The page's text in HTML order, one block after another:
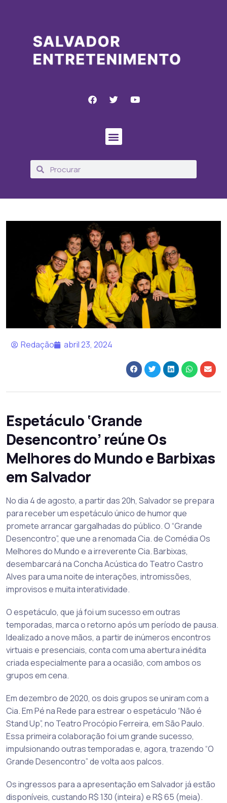
Redação abril 23, 2024
Espetáculo ‘Grande
Desencontro’ reúne Os
Melhores do Mundo e Barbixas
em Salvador
No dia 4 de agosto, a partir das 20h, Salvador se prepara
para receber um espetáculo único de humor que
promete arrancar gargalhadas do público. O “Grande
Desencontro”, que une a renomada Cia. de Comédia Os
Melhores do Mundo e a irreverente Cia. Barbixas,
desembarcará na Concha Acústica do Teatro Castro
Alves para uma noite de interações, intromissões,
improvisos e muita interatividade.
O espetáculo, que já foi um sucesso em outras
temporadas, marca o retorno após um período de pausa.
Idealizado a nove mãos, a partir de inúmeros encontros
virtuais e presenciais, conta com uma abertura inédita
criada especialmente para a ocasião, com ambos os
grupos em cena.
Em dezembro de 2020, os dois grupos se uniram com a
Cia. Em Pé na Rede para estrear o espetáculo “Não é
Stand Up”, no Teatro Procópio Ferreira, em São Paulo.
Essa primeira colaboração foi um grande sucesso,
impulsionando outras temporadas e, agora, trazendo “O
Grande Desencontro” de volta aos palcos.
Os ingressos para a apresentação em Salvador já estão
disponíveis, custando R$ 130 (inteira) e R$ 65 (meia).